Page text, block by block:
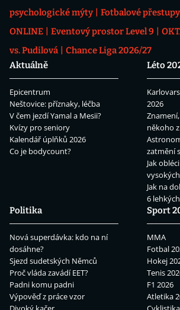
psychologické mýty
Fotbalové přestupy
ONLINE
Eventový prostor Level 9
vs. Pudilová
Chance Liga 2026/27
Aktuálně
Epicentrum
Neštovice: příznaky, léčba
V čem jezdí Yamal a Mesii?
Kvízy pro seniory
Kalendář úplňků 2026
Co je bodycount?
Léto
2026
někoho
zatmění
Jak
Jak na
6
Politika
Nová superdávka: kdo na ní
dosáhne?
Sjezd sudetských Němců
Proč vláda zavádí EET?
Padni komu padni
Výpověď z práce vzor
Sport
MMA
Fotbal
Hokej
Tenis
F1 2026
Atletika